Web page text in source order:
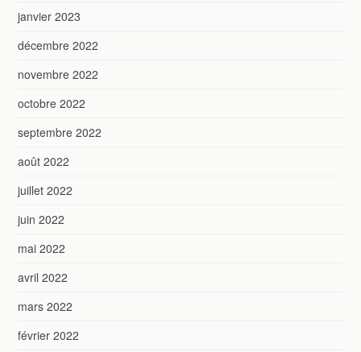
janvier 2023
décembre 2022
novembre 2022
octobre 2022
septembre 2022
août 2022
juillet 2022
juin 2022
mai 2022
avril 2022
mars 2022
février 2022